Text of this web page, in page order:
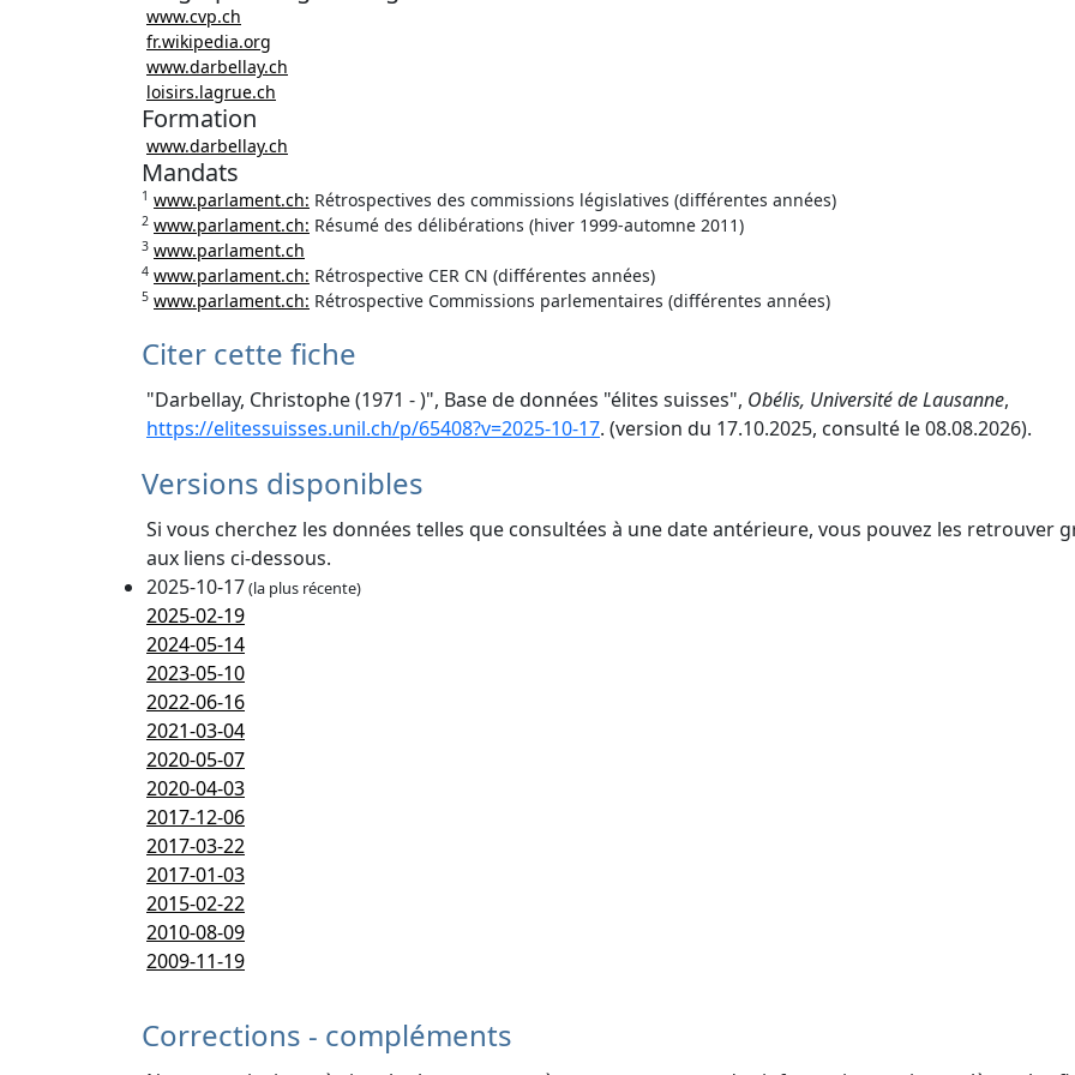
www.cvp.ch
fr.wikipedia.org
www.darbellay.ch
loisirs.lagrue.ch
Formation
www.darbellay.ch
Mandats
1 www.parlament.ch: Rétrospectives des commissions législatives (différentes années)
2 www.parlament.ch: Résumé des délibérations (hiver 1999-automne 2011)
3 www.parlament.ch
4 www.parlament.ch: Rétrospective CER CN (différentes années)
5 www.parlament.ch: Rétrospective Commissions parlementaires (différentes années)
Citer cette fiche
"Darbellay, Christophe (1971 - )", Base de données "élites suisses", Obélis, Université de Lausanne,
https://elitessuisses.unil.ch/p/65408?v=2025-10-17. (version du 17.10.2025, consulté le 08.08.2026).
Versions disponibles
Si vous cherchez les données telles que consultées à une date antérieure, vous pouvez les retrouver
aux liens ci-dessous.
2025-10-17(la plus récente)
2025-02-19
2024-05-14
2023-05-10
2022-06-16
2021-03-04
2020-05-07
2020-04-03
2017-12-06
2017-03-22
2017-01-03
2015-02-22
2010-08-09
2009-11-19
Corrections - compléments